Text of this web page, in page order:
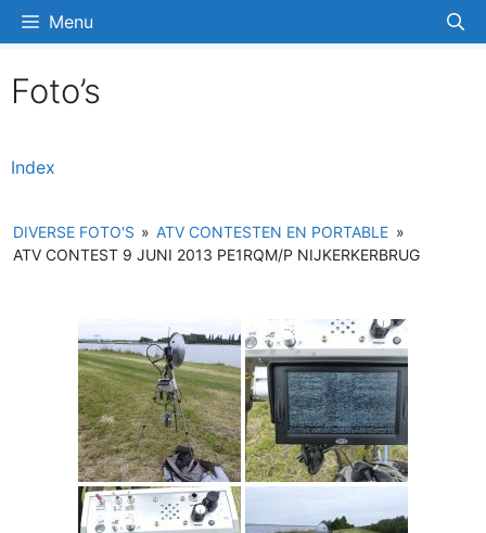
naar
inhoud
Menu
Foto’s
Index
DIVERSE FOTO'S » ATV CONTESTEN EN PORTABLE »
ATV CONTEST 9 JUNI 2013 PE1RQM/P NIJKERKERBRUG